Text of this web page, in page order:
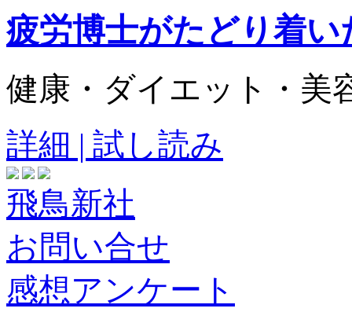
疲労博士がたどり着
健康・ダイエット・美
詳細 | 試し読み
飛鳥新社
お問い合せ
感想アンケート